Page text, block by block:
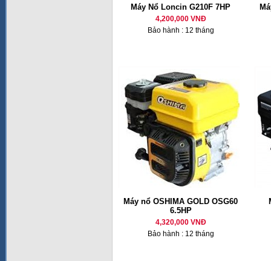
Máy Nổ Loncin G210F 7HP
4,200,000 VNĐ
Bảo hành : 12 tháng
Máy nổ OSHIMA GOLD OSG60
6.5HP
4,320,000 VNĐ
Bảo hành : 12 tháng